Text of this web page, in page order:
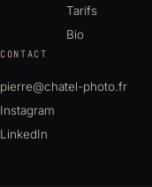
Tarifs
Bio
CONTACT
pierre@chatel-photo.fr
Instagram
LinkedIn